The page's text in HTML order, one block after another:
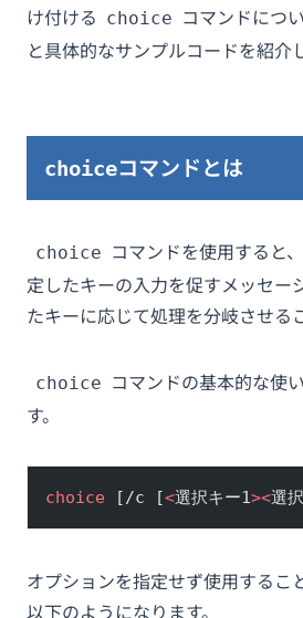
け付ける choice コマンドにつ
と具体的なサンプルコードを紹介
choiceコマンドとは
choice コマンドを使用すると
定したキーの入力を促すメッセー
たキーに応じて処理を分岐させる
choice コマンドの基本的な使
す。
choice [/c [<選択キー1><選
オプションを指定せず使用するこ
以下のようになります。